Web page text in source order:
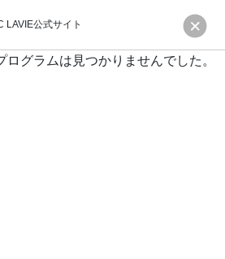
LAVIE公式サイト
グラムは見つかりませんでした。